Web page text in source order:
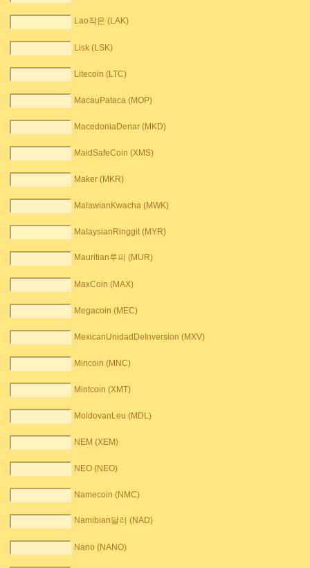
Lao작은 (LAK)
Lisk (LSK)
Litecoin (LTC)
MacauPataca (MOP)
MacedoniaDenar (MKD)
MaidSafeCoin (XMS)
Maker (MKR)
MalawianKwacha (MWK)
MalaysianRinggit (MYR)
Mauritian루피 (MUR)
MaxCoin (MAX)
Megacoin (MEC)
MexicanUnidadDeInversion (MXV)
Mincoin (MNC)
Mintcoin (XMT)
MoldovanLeu (MDL)
NEM (XEM)
NEO (NEO)
Namecoin (NMC)
Namibian달러 (NAD)
Nano (NANO)